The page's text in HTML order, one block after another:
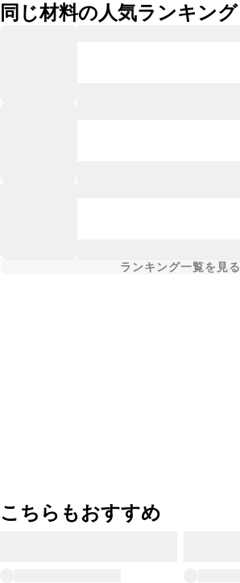
同じ材料の人気ランキング
ランキング一覧を見る
こちらもおすすめ